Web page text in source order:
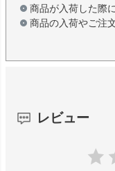
商品が入荷した際
商品の入荷やご注
レビュー